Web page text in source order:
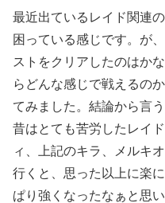
最近出ているレイド関連
困っている感じです。が
ストをクリアしたのはか
らどんな感じで戦えるの
てみました。結論から言
昔はとても苦労したレイ
ィ、上記のキラ、メルキ
行くと、思った以上に楽
ぱり強くなったなぁと思い